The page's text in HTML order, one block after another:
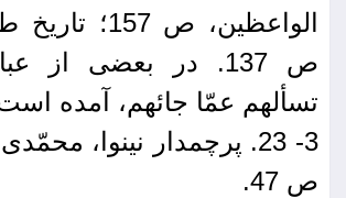
ص 137. در بعضی از
تسألهم عمّا جائهم، آمده
3- 23. پرچمدار نینوا،
ص 47.